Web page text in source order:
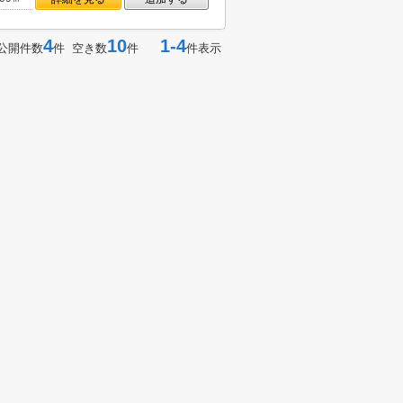
開件数4件 空き数10件 1-4件表示